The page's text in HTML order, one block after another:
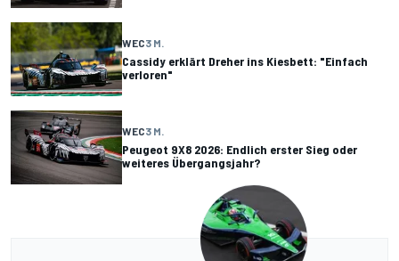
WEC3 M.
Cassidy erklärt Dreher ins Kiesbett: "Einfach
verloren"
WEC3 M.
Peugeot 9X8 2026: Endlich erster Sieg oder
weiteres Übergangsjahr?